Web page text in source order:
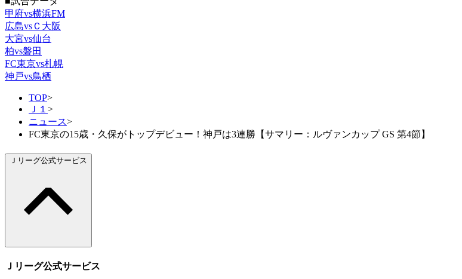
甲府vs横浜FM
広島vsＣ大阪
大宮vs仙台
柏vs磐田
FC東京vs札幌
神戸vs鳥栖
TOP>
Ｊ１ >
ニュース>
FC東京の15歳・久保がトップデビュー！神戸は3連勝【サマリー：ルヴァンカップ GS 第4節】
Ｊリーグ公式サービス
Ｊリーグ公式サービス